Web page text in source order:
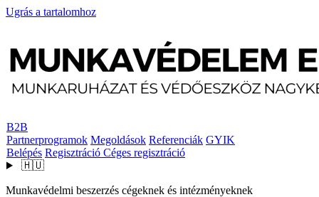
Ugrás a tartalomhoz
B2B
Partnerprogramok Megoldások Referenciák GYIK
Belépés Regisztráció Céges regisztráció
🇭🇺
Munkavédelmi beszerzés cégeknek és intézményeknek